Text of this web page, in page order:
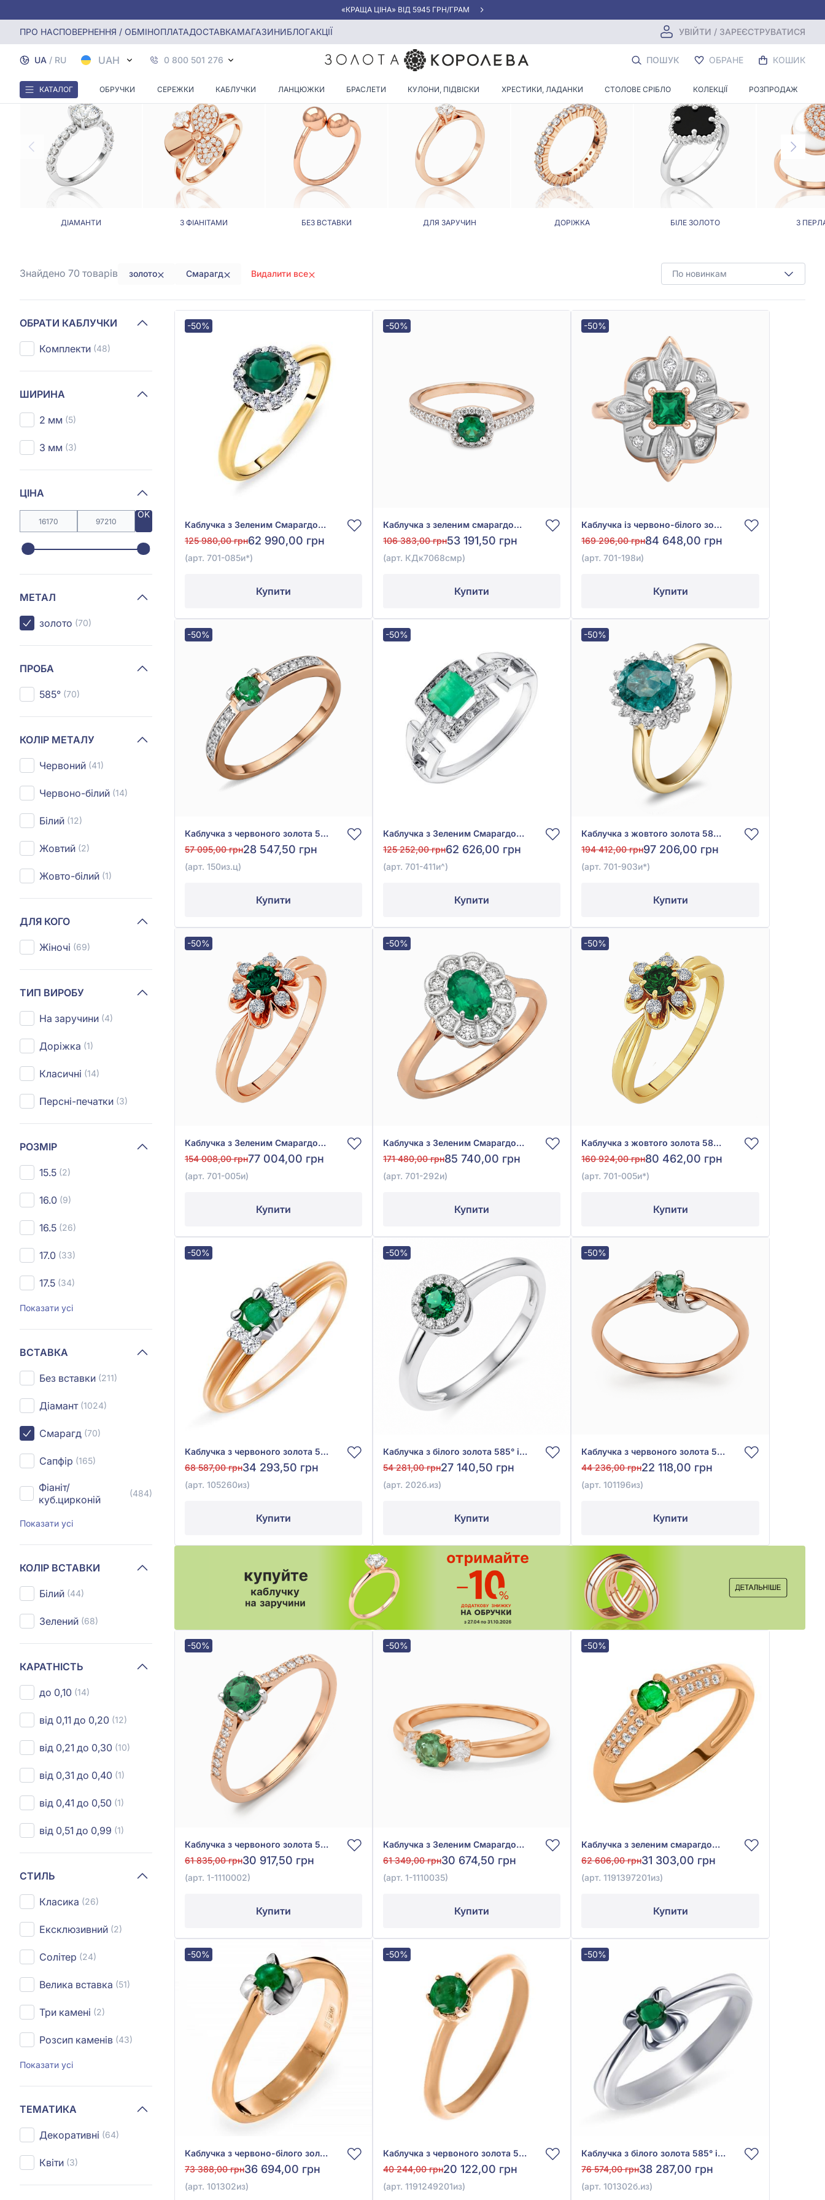
«КРАЩА ЦІНА» ВІД 5945 ГРН/ГРАМ
ПРО НАСПОВЕРНЕННЯ / ОБМІНОПЛАТАДОСТАВКАМАГАЗИНИБЛОГАКЦІЇ УВІЙТИ / ЗАРЕЄСТРУВАТИСЯ
UA / RU UAH 0 800 501 276 ПОШУК ОБРАНЕ КОШИК
КАТАЛОГ ОБРУЧКИ СЕРЕЖКИ КАБЛУЧКИ ЛАНЦЮЖКИ БРАСЛЕТИ КУЛОНИ, ПІДВІСКИ ХРЕСТИКИ, ЛАДАНКИ СТОЛОВЕ СРІБЛО КОЛЕКЦІЇ РОЗПРОДАЖ
Головна Каблучки Золота каблучка з смарагдом
ЗОЛОТА КАБЛУЧКА З СМАРАГДОМ
ДІАМАНТИ З ФІАНІТАМИ БЕЗ ВСТАВКИ ДЛЯ ЗАРУЧИН ДОРІЖКА БІЛЕ ЗОЛОТО З
По новинкам
Знайдено 70 товарів золото Смарагд Видалити все
ОБРАТИ КАБЛУЧКИ
Комплекти (48)
ШИРИНА
2 мм (5)
3 мм (3)
ЦІНА
OK
МЕТАЛ
золото (70)
ПРОБА
585° (70)
КОЛІР МЕТАЛУ
Червоний (41)
Червоно-білий (14)
Білий (12)
Жовтий (2)
Жовто-білий (1)
ДЛЯ КОГО
Жіночі (69)
ТИП ВИРОБУ
На заручини (4)
Доріжка (1)
Класичні (14)
Персні-печатки (3)
РОЗМІР
15.5 (2)
16.0 (9)
16.5 (26)
17.0 (33)
17.5 (34)
Показати усі
ВСТАВКА
Без вставки (211)
Діамант (1024)
Смарагд (70)
Сапфір (165)
Фіаніт/
куб.цирконій
(484)
Показати усі
КОЛІР ВСТАВКИ
Білий (44)
Зелений (68)
КАРАТНІСТЬ
до 0,10 (14)
від 0,11 до 0,20 (12)
від 0,21 до 0,30 (10)
від 0,31 до 0,40 (1)
від 0,41 до 0,50 (1)
від 0,51 до 0,99 (1)
СТИЛЬ
Класика (26)
Ексклюзивний (2)
Солітер (24)
Велика вставка (51)
Три камені (2)
Розсип каменів (43)
Показати усі
ТЕМАТИКА
Декоративні (64)
Квіти (3)
-50%
Каблучка з Зеленим Смарагдом 0,54ct та Діамантом 0,15ct із жовто-білого золота 585°, арт. 701-085и*
125 980,00 грн62 990,00 грн
(арт. 701-085и*)
Купити
-50%
Каблучка з зеленим смарагдом 0,27ct та діамантом 0,29ct з червоного золота 585°, арт. КДк7068смр
106 383,00 грн53 191,50 грн
(арт. КДк7068смр)
Купити
-50%
Каблучка із червоно-білого золота 585° зі смарагдом 0,37ct та діамантом 0,11ct, арт. 701-198и
169 296,00 грн84 648,00 грн
(арт. 701-198и)
Купити
-50%
Каблучка з червоного золота 585° зі смарагдом 0,12ct, арт. 150из.ц
57 095,00 грн28 547,50 грн
(арт. 150из.ц)
Купити
-50%
Каблучка з Зеленим Смарагдом 0,6ct та Діамантом 0,2ct із білого золота 585°, арт. 701-411и^
125 252,00 грн62 626,00 грн
(арт. 701-411и^)
Купити
-50%
Каблучка з жовтого золота 585° із зеленим смарагдом 1,01ct та діамантами 0,22ct, арт. 701-903и*
194 412,00 грн97 206,00 грн
(арт. 701-903и*)
Купити
-50%
Каблучка з Зеленим Смарагдом 0,22ct та Діамантом 0,21ct із червоного золота 585°, арт. 701-005и
154 008,00 грн77 004,00 грн
(арт. 701-005и)
Купити
-50%
Каблучка з Зеленим Смарагдом 0,35ct та Діамантом 0,2ct із червоно-білого золота 585°, арт. 701-292и
171 480,00 грн85 740,00 грн
(арт. 701-292и)
Купити
-50%
Каблучка з жовтого золота 585° із зеленим смарагдом 0,2ct та діамантами 0,24ct, арт. 701-005и*
160 924,00 грн80 462,00 грн
(арт. 701-005и*)
Купити
-50%
Каблучка з червоного золота 585° із зеленим смарагдом 0,085ct та діамантом 0,066ct, арт. 105260из
68 587,00 грн34 293,50 грн
(арт. 105260из)
Купити
-50%
Каблучка з білого золота 585° із зеленим смарагдом гідро 0,14ct та діамантами 0,065ct, арт. 202б.из
54 281,00 грн27 140,50 грн
(арт. 202б.из)
Купити
-50%
Каблучка з червоного золота 585° із зеленим смарагдом 0,045ct, арт. 101196из
44 236,00 грн22 118,00 грн
(арт. 101196из)
Купити
-50%
Каблучка з червоного золота 585° із зеленим смарагдом 0,31ct та діамантом 0,1ct, арт. 1-1110002
61 835,00 грн30 917,50 грн
(арт. 1-1110002)
Купити
-50%
Каблучка з Зеленим Смарагдом 0,29ct та Діамантом 0,06ct із червоного золота 585°, арт. 1-1110035
61 349,00 грн30 674,50 грн
(арт. 1-1110035)
Купити
-50%
Каблучка з зеленим смарагдом 0,13ct та діамантом 0,1ct з червоного золота 585°, арт. 1191397201
62 606,00 грн31 303,00 грн
(арт. 1191397201из)
Купити
-50%
Каблучка з червоно-білого золота 585° із зеленим смарагдом 0,115ct, арт. 101302из
73 388,00 грн36 694,00 грн
(арт. 101302из)
-50%
Каблучка з червоного золота 585° із зеленим смарагдом 0,26ct, арт. 1191249201
40 244,00 грн20 122,00 грн
(арт. 1191249201из)
-50%
Каблучка з білого золота 585° із зеленим смарагдом 0,095ct, арт. 101302б.из
76 574,00 грн38 287,00 грн
(арт. 101302б.из)